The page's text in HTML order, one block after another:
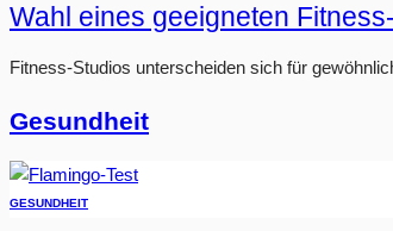
Wahl eines geeigneten
Fitness-Studios unterscheiden sich für
Gesundheit
GESUNDHEIT